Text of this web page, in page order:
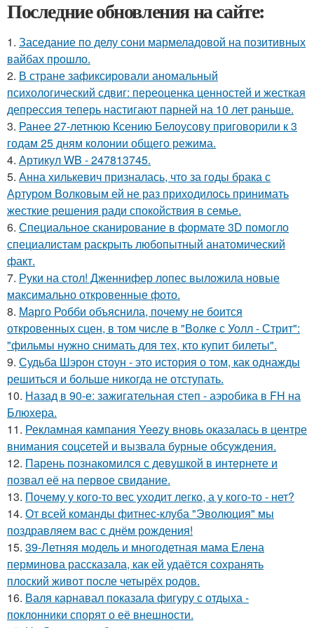
Последние обновления на сайте:
1. Заседание по делу сони мармеладовой на позитивных
вайбах прошло.
2. В стране зафиксировали аномальный
психологический сдвиг: переоценка ценностей и жесткая
депрессия теперь настигают парней на 10 лет раньше.
3. Ранее 27-летнюю Ксению Белоусову приговорили к 3
годам 25 дням колонии общего режима.
4. Артикул WB - 247813745.
5. Анна хилькевич призналась, что за годы брака с
Артуром Волковым ей не раз приходилось принимать
жесткие решения ради спокойствия в семье.
6. Специальное сканирование в формате 3D помогло
специалистам раскрыть любопытный анатомический
факт.
7. Руки на стол! Дженнифер лопес выложила новые
максимально откровенные фото.
8. Марго Робби объяснила, почему не боится
откровенных сцен, в том числе в "Волке с Уолл - Стрит":
"фильмы нужно снимать для тех, кто купит билеты".
9. Судьба Шэрон стоун - это история о том, как однажды
решиться и больше никогда не отступать.
10. Назад в 90-е: зажигательная степ - аэробика в FH на
Блюхера.
11. Рекламная кампания Yeezy вновь оказалась в центре
внимания соцсетей и вызвала бурные обсуждения.
12. Парень познакомился с девушкой в интернете и
позвал её на первое свидание.
13. Почему у кого-то вес уходит легко, а у кого-то - нет?
14. От всей команды фитнес-клуба "Эволюция" мы
поздравляем вас с днём рождения!
15. 39-Летняя модель и многодетная мама Елена
перминова рассказала, как ей удаётся сохранять
плоский живот после четырёх родов.
16. Валя карнавал показала фигуру с отдыха -
поклонники спорят о её внешности.